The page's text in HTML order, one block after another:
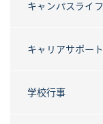
キャンパスライフ
キャリアサポート
学校行事